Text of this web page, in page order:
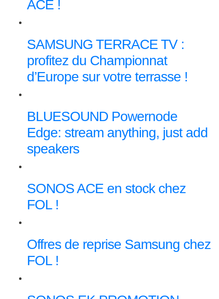
ACE !
SAMSUNG TERRACE TV :
profitez du Championnat
d’Europe sur votre terrasse !
BLUESOUND Powernode
Edge: stream anything, just add
speakers
SONOS ACE en stock chez
FOL !
Offres de reprise Samsung chez
FOL !